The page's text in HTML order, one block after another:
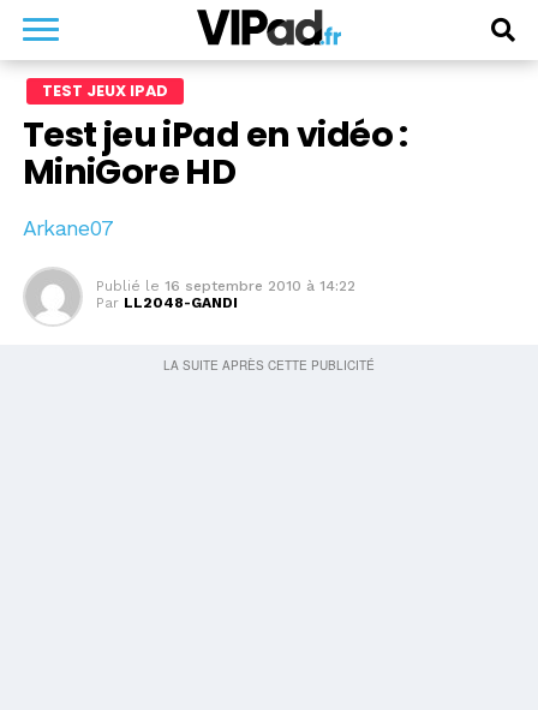
TEST JEUX IPAD
Test jeu iPad en vidéo :
MiniGore HD
Arkane07
Publié le 16 septembre 2010 à 14:22
Par LL2048-GANDI